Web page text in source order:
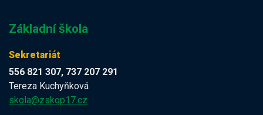
Základní škola
Sekretariát
556 821 307, 737 207 291
Tereza Kuchyňková
skola@zskop17.cz